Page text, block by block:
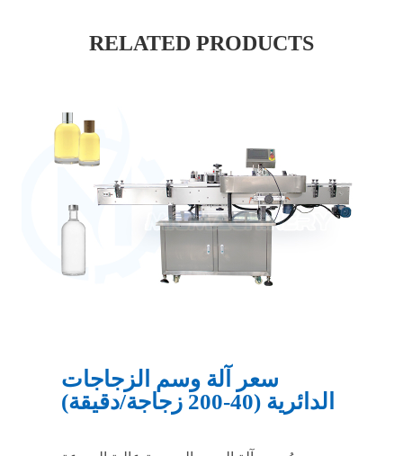
RELATED PRODUCTS
سعر آلة وسم الزجاجات
الدائرية (40-200 زجاجة/دقيقة)